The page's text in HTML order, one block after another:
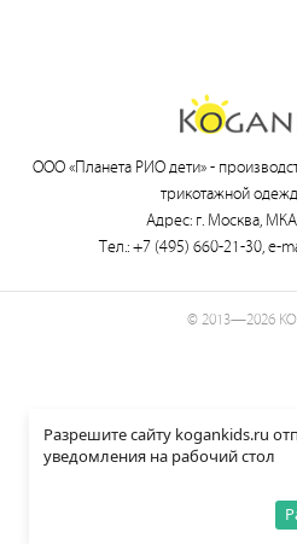
Разрешите сайту kogankids.ru
уведомления на рабочий стол
ООО «Планета РИО дети» -
трикотажной
Адрес: г. Москва,
Тел.:+7 (495) 660-21-30, e-
© 2013—2026